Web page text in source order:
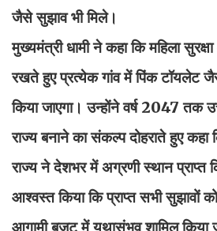
जैसे सुझाव भी मिले।
मुख्यमंत्री धामी ने कहा कि महिला
रखते हुए प्रत्येक गांव में पिंक टॉयलेट
किया जाएगा। उन्होंने वर्ष 2047 तक
राज्य बनाने का संकल्प दोहराते हुए कहा
राज्य ने देशभर में अग्रणी स्थान प्राप्त
आश्वस्त किया कि प्राप्त सभी सुझावों
आगामी बजट में यथासंभव शामिल किया